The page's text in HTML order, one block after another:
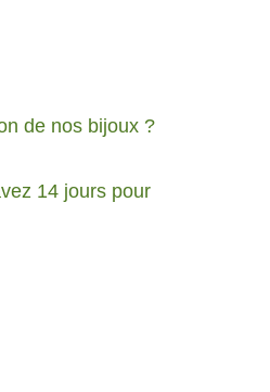
de nos bijoux ?
14 jours pour